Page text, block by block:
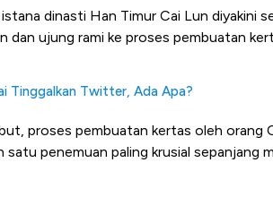
dinasti Han Timur Cai Lun diyakini
dan ujung rami ke proses pembuatan
Tinggalkan Twitter, Ada Apa?
proses pembuatan kertas oleh orang
satu penemuan paling krusial sepanjang